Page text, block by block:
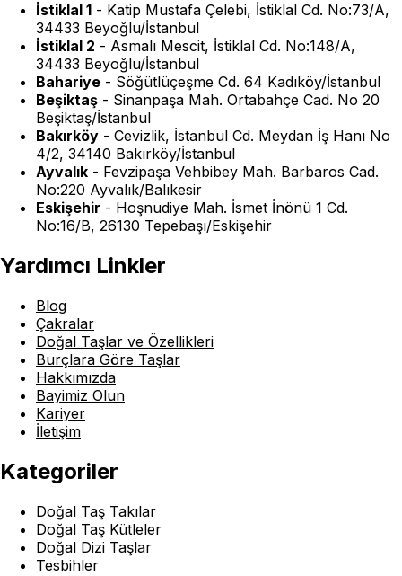
İstiklal 1 - Katip Mustafa Çelebi, İstiklal Cd. No:73/A,
34433 Beyoğlu/İstanbul
İstiklal 2 - Asmalı Mescit, İstiklal Cd. No:148/A,
34433 Beyoğlu/İstanbul
Bahariye - Söğütlüçeşme Cd. 64 Kadıköy/İstanbul
Beşiktaş - Sinanpaşa Mah. Ortabahçe Cad. No 20
Beşiktaş/İstanbul
Bakırköy - Cevizlik, İstanbul Cd. Meydan İş Hanı No
4/2, 34140 Bakırköy/İstanbul
Ayvalık - Fevzipaşa Vehbibey Mah. Barbaros Cad.
No:220 Ayvalık/Balıkesir
Eskişehir - Hoşnudiye Mah. İsmet İnönü 1 Cd.
No:16/B, 26130 Tepebaşı/Eskişehir
Yardımcı Linkler
Blog
Çakralar
Doğal Taşlar ve Özellikleri
Burçlara Göre Taşlar
Hakkımızda
Bayimiz Olun
Kariyer
İletişim
Kategoriler
Doğal Taş Takılar
Doğal Taş Kütleler
Doğal Dizi Taşlar
Tesbihler